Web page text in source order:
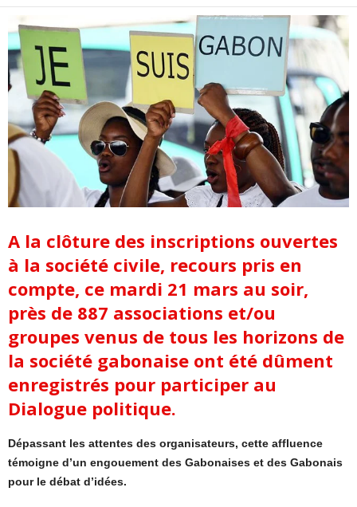
A la clôture des inscriptions ouvertes
à la société civile, recours pris en
compte, ce mardi 21 mars au soir,
près de 887 associations et/ou
groupes venus de tous les horizons de
la société gabonaise ont été dûment
enregistrés pour participer au
Dialogue politique.
Dépassant les attentes des organisateurs, cette affluence
témoigne d’un engouement des Gabonaises et des Gabonais
pour le débat d’idées.